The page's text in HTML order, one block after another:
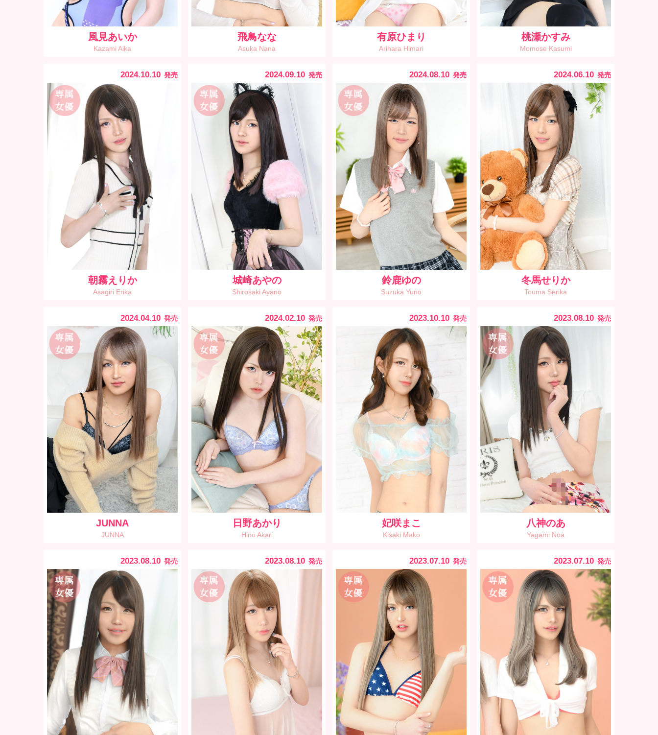
風見あいか
Kazami Aika
飛鳥なな
Asuka Nana
有原ひまり
Arihara Himari
桃瀬かすみ
Momose Kasumi
2024.10.10 発売
朝霧えりか
Asagiri Erika
2024.09.10 発売
城崎あやの
Shirosaki Ayano
2024.08.10 発売
鈴鹿ゆの
Suzuka Yuno
2024.06.10 発売
冬馬せりか
Touma Serika
2024.04.10 発売
JUNNA
JUNNA
2024.02.10 発売
日野あかり
Hino Akari
2023.10.10 発売
妃咲まこ
Kisaki Mako
2023.08.10 発売
八神のあ
Yagami Noa
2023.08.10 発売 2023.08.10 発売 2023.07.10 発売 2023.07.10 発売